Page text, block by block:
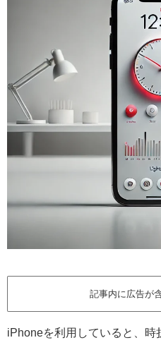
記事内に広告が
iPhoneを利用していると、時